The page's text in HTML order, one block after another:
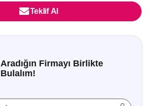
Teklif Al
Aradığın Firmayı Birlikte
Bulalım!